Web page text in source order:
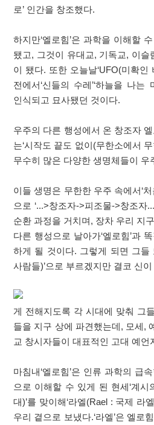
로’ 인간을 창조했다.
하지만‘엘로힘’은 과학을 이해할
됐고, 그것이 유대교, 기독교, 이슬
이 됐다. 또한 오늘날‘UFO(미확
전에서‘신들의 수레’‘하늘을 나는
인식되고 묘사됐던 것이다.
우주의 다른 행성에서 온 창조자
는‘시작도 끝도 없이(무한소에서
무수히 많은 다양한 생명체들이 우
이들 생명은 무한한 우주 속에서‘
으로 ‘...>창조자->피조물->창조자
순환 과정을 거치며, 장차 우리 지
다른 행성으로 날아가‘엘로힘’과
하게 될 것이다. 그렇게 되면 그들
사람들)’으로 부르겠지만 결코 신
게 전해지도록 각 시대에 맞춰 그
들을 지구 상에 파견했는데, 모세,
교 창시자들이 대표적인 고대 예언
마침내‘엘로힘’은 인류 과학의 급
으로 이해할 수 있게 된 현세‘계
대)’를 맞이해‘라엘(Rael : 국제 라
우리 곁으로 보냈다.‘라엘’은 엘로